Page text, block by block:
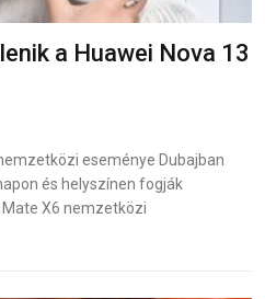
a Huawei Nova 13
eseménye Dubajban
és helyszínen fogják
X6 nemzetközi